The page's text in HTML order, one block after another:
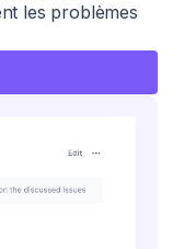
les problèmes